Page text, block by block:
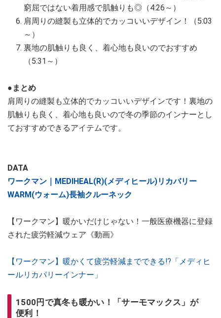
窮屈ではない着用感で肌触りも◎（4:26～）
肩周りの縫製も立体的でカッコいいデザイン！（5:03
～）
裏地の肌触りも良く、着心地も良いのでおすすめ
（5:31～）
●まとめ
肩周りの縫製も立体的でカッコいいデザインです！裏地の
肌触りも良く、着心地も良いので冬の季節のインナーとし
ておすすめできるアイテムです。
DATA
ワークマン｜MEDIHEAL(R)(メディヒール)リカバリー
WARM(ウォーム)長袖クルーネック
【ワークマン】暖かいだけじゃない！一般医療機器に登録
された疲労軽減ウェア《動画》
【ワークマン】暖かくて疲労軽減までできる⁉「メディヒ
ールリカバリーインナー」
1500円で真冬も暖かい！「サーモマックス」が
便利！